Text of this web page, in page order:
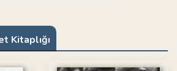
Kitaplığı